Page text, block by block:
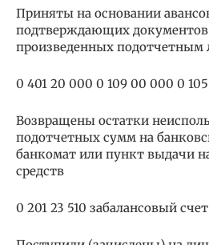
Приняты на основании
подтверждающих
произведенных подотчетным
0 401 20 000 0 109 00 000 0
Возвращены остатки
подотчетных сумм на
банкомат или пункт выдачи
средств
0 201 23 510 забалансовый счет